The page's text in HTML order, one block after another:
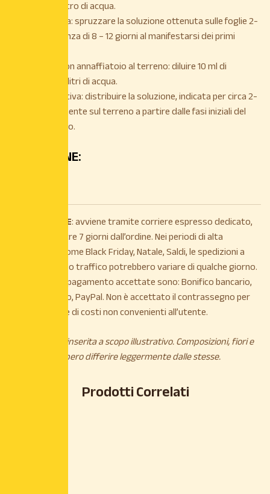
prodotto in 1 litro di acqua.
Azione curativa: spruzzare la soluzione ottenuta sulle foglie 2-
3 volte a distanza di 8 – 12 giorni al manifestarsi dei primi
Applicazione con annaffiatoio al terreno: diluire 10 ml di
prodotto in 10 litri di acqua.
Azione preventiva: distribuire la soluzione, indicata per circa 2-
3 mq, direttamente sul terreno a partire dalle fasi iniziali del
ciclo vegetativo.
CONFEZIONE:
SPEDIZIONE: avviene tramite corriere espresso dedicato,
entro e non oltre 7 giorni dall’ordine. Nei periodi di alta
stagionalità, come Black Friday, Natale, Saldi, le spedizioni a
causa di intenso traffico potrebbero variare di qualche giorno.
Le modalità di pagamento accettate sono: Bonifico bancario,
Carta di credito, PayPal. Non è accettato il contrassegno per
maggiorazione di costi non convenienti all’utente.
*L’immagine è inserita a scopo illustrativo. Composizioni, fiori e
piante potrebbero differire leggermente dalle stesse.
Prodotti Correlati